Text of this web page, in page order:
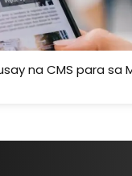
na CMS para sa